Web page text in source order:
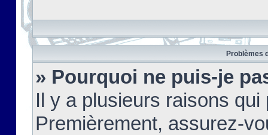
Problèmes
» Pourquoi ne puis-je
Il y a plusieurs raisons
Premièrement, assurez-